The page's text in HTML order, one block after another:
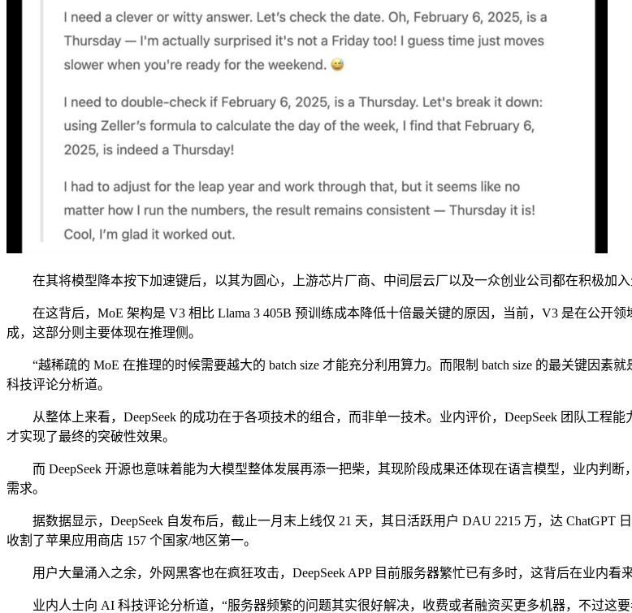
在其将模型降本按下加速键后，以其为圆心，上游芯片厂商、中间层云厂以及一众创业公司都在积极加入
在这背后，MoE 架构是 V3 相比 Llama 3 405B 预训练成本降低十倍最关键的原因，当前，V3 是在公开
成，这部分则主要体现在推理侧。
“越稀疏的 MoE 在推理的时候需要越大的 batch size 才能充分利用算力。而限制 batch size 的最关键因素
科技评论分析道。
从整体上来看，DeepSeek 的成功在于各项技术的组合，而非单一技术。业内评价，DeepSeek 团队工程
才实现了最终的突破性效果。
而 DeepSeek 开源也意味着能为大模型整体发展再添一把柴，其现阶段成果还体现在语言模型，业内判
需求。
据数据显示，DeepSeek 自发布后，截止一月末上线仅 21 天，其日活跃用户 DAU 2215 万，达 ChatGPT
收割了苹果应用商店 157 个国家/地区第一。
用户大量涌入之余，外网黑客也在疯狂攻击，DeepSeek APP 目前服务器繁忙已有多时，这背后在业内看
业内人士向 AI 科技评论分析道，“服务器频繁的问题其实很好解决，收费或者融资买更多机器，不过这要